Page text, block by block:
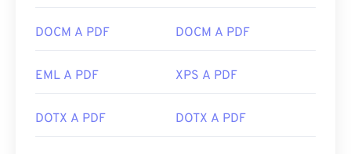
DOCM A PDF DOCM A PDF
EML A PDF XPS A PDF
DOTX A PDF DOTX A PDF